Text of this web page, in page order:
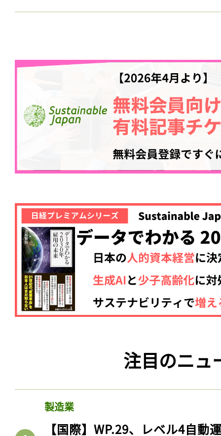
注目のニュ
製造業
【国際】WP.29、レベル4自動